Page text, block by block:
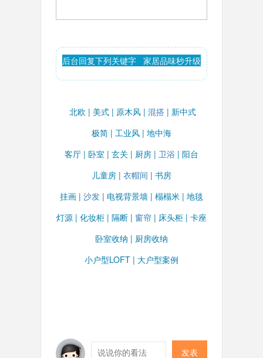
后台回复下列关键字 家居品味秒升级
北欧 | 美式 | 原木风 | 混搭 | 新中式
极简 | 工业风 | 地中海
客厅 | 卧室 | 玄关 | 厨房 | 卫浴 | 阳台
儿童房 | 衣帽间 | 书房
挂画 | 沙发 | 电视背景墙 | 榻榻米 | 地毯
灯源 | 化妆柜 | 隔断 | 窗帘 | 床头柜 | 卡座
卧室收纳 | 厨房收纳
小户型LOFT | 大户型案例
发表